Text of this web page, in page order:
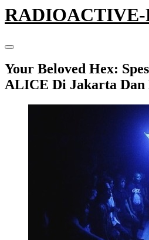
RADIOACTIVE-
Your Beloved Hex:
ALICE Di Jakarta Dan